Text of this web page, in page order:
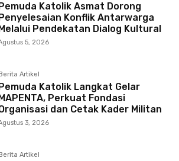
Pemuda Katolik Asmat Dorong
Penyelesaian Konflik Antarwarga
Melalui Pendekatan Dialog Kultural
5, 2026
Berita Artikel
Pemuda Katolik Langkat Gelar
MAPENTA, Perkuat Fondasi
dan Cetak Kader Militan
3, 2026
Berita Artikel